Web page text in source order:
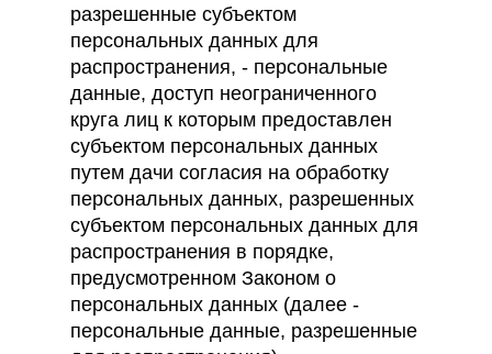
разрешенные субъектом
персональных данных для
распространения, - персональные
данные, доступ неограниченного
круга лиц к которым предоставлен
субъектом персональных данных
путем дачи согласия на обработку
персональных данных, разрешенных
субъектом персональных данных для
распространения в порядке,
предусмотренном Законом о
персональных данных (далее -
персональные данные, разрешенные